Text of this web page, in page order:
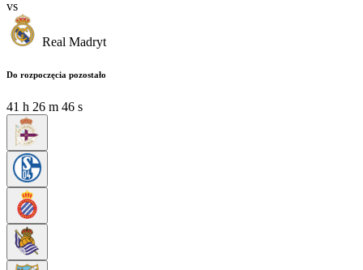
vs
Real Madryt
Do rozpoczęcia pozostało
41 h 26 m 45 s